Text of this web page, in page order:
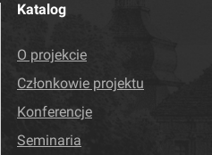
Katalog
O projekcie
Członkowie projektu
Konferencje
Seminaria